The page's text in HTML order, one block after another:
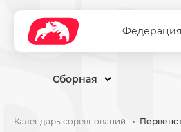
Федерация
Сборная
Календарь соревнований